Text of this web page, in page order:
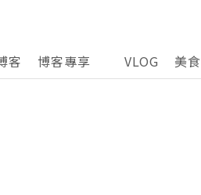
客 博客專享 VLOG 美食